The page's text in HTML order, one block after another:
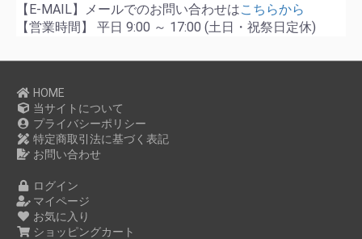
【E-MAIL】メールでのお問い合わせはこちらから
【営業時間】 平日 9:00 ～ 17:00 (土日・祝祭日定休)
HOME
当サイトについて
プライバシーポリシー
特定商取引法に基づく表記
お問い合わせ
ログイン
マイページ
お気に入り
ショッピングカート